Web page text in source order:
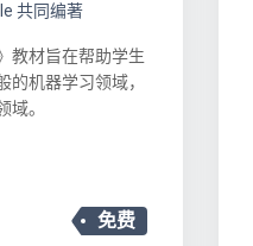
共同编著
教材旨在帮助学生
的机器学习领域，
域。
免费